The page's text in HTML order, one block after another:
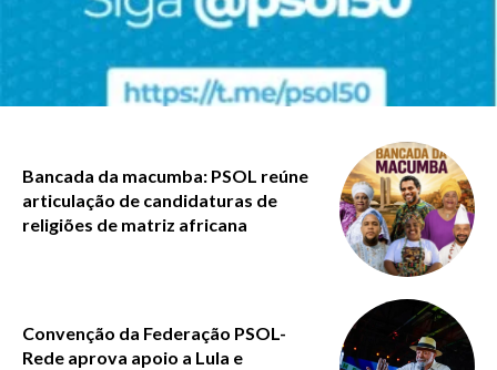
Bancada da macumba: PSOL reúne
articulação de candidaturas de
religiões de matriz africana
Convenção da Federação PSOL-
Rede aprova apoio a Lula e